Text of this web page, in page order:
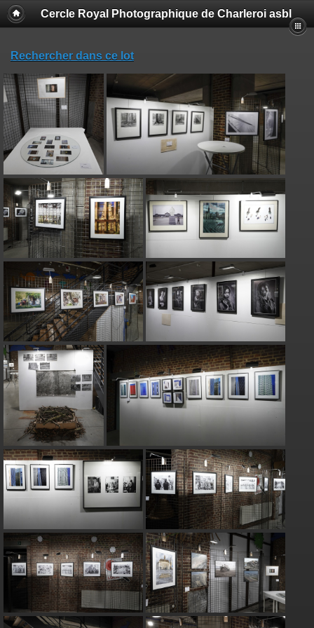
Cercle Royal Photographique de Charleroi asbl
Rechercher dans ce lot